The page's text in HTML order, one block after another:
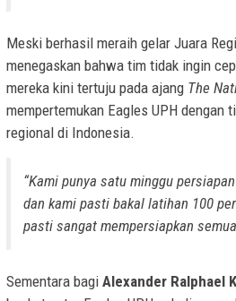
Meski berhasil meraih gelar Juara
menegaskan bahwa tim tidak ingin
mereka kini tertuju pada ajang The
mempertemukan Eagles UPH dengan
regional di Indonesia.
“Kami punya satu minggu
dan kami pasti bakal latihan 100
pasti sangat mempersiapkan
Sementara bagi Alexander Ralphael